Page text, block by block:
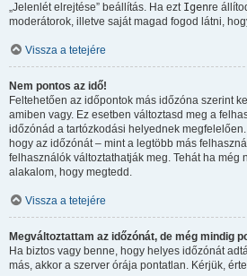
„Jelenlét elrejtése” beállítás. Ha ezt Igenre
moderátorok, illetve saját magad fogod látni,
Vissza a tetejére
Nem pontos az idő!
Feltehetően az időpontok más időzóna szerint
amiben vagy. Ez esetben változtasd meg a
időzónád a tartózkodási helyednek
hogy az időzónát – mint a legtöbb más
felhasználók változtathatják meg. Tehát ha még
alakalom, hogy megtedd.
Vissza a tetejére
Megváltoztattam az időzónát, de még mindig
Ha biztos vagy benne, hogy helyes időzónát
más, akkor a szerver órája pontatlan. Kérjük,